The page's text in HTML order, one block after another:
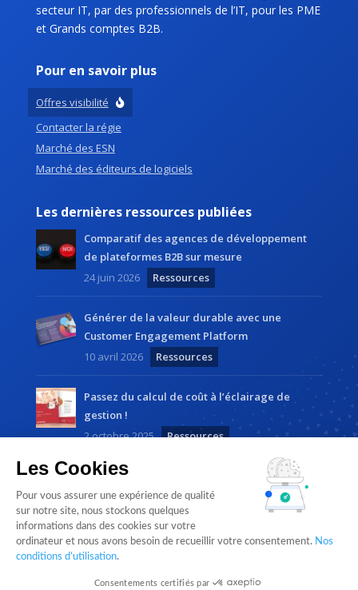
secteur IT, par des professionnels de l’IT, pour les PME
et Grands comptes B2B.
Pour en savoir plus
Offres visibilité
Contacter la régie
Marché des ESN
Marché des éditeurs de logiciels
Les dernières ressources publiées
Comparatif des agences de développement
de plateformes B2B sur mesure
24 juin 2026
Ressources
Générer de la valeur durable avec une
Customer Engagement Platform
10 avril 2026
Ressources
Passez du calcul de coût à l’éclairage de
gestion !
2 octobre 2025
Ressources
Cloudlist byMagnetic Way• Tous droits réservés |
Les Cookies
Pour vous assurer une expérience de qualité
sur notre site, nous stockons quelques
informations dans des cookies sur votre
ordinateur et nous avons besoin de recueillir votre consentement. Nos
conditions d’utilisation.
Consentements certifiés par